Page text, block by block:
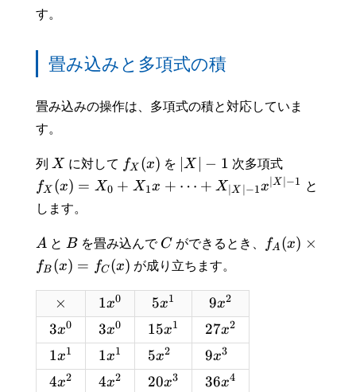
す。
畳み込みと多項式の積
畳み込みの操作は、多項式の積と対応していま
す。
列 X に対して fX (x) を ∣X − 1 次多項式
fX (x) = X0 + X1x + ⋯ + X ∣X −1x X −1 と
します。
A と Bを畳み込んで C ができるとき、 fA (x) ×
fB (x) = fC (x) が成り立ちます。
× 1x0 5x1 9x2
3x0 3x0 15x1 27x2
1x1 1x1 5x2 9x3
4x2 4x2 20x3 36x4